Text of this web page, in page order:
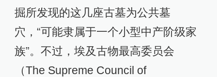
掘所发现的这几座古墓为公共墓
穴，“可能隶属于一个小型中产阶级家
族”。不过，埃及古物最高委员会
（The Supreme Council of